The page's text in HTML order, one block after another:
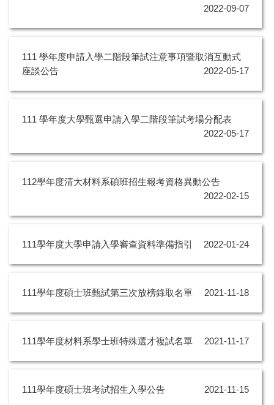
2022-09-07
111 學年度申請入學二階段筆試注意事項暨取消互動式
座談公告
2022-05-17
111 學年度大學甄選申請入學二階段筆試考場分配表
2022-05-17
112學年度清大材料系碩班招生報考資格異動公告
2022-02-15
111學年度大學申請入學審查資料準備指引 2022-01-24
111學年度碩士班甄試第三次放榜錄取名單 2021-11-18
111學年度材料系學士班特殊選才複試名單 2021-11-17
111學年度碩士班考試招生入學公告 2021-11-15